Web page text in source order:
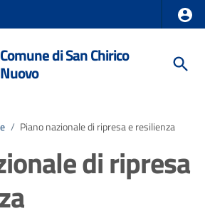
Comune di San Chirico
Nuovo
/ Piano nazionale di ripresa e resilienza
di ripresa